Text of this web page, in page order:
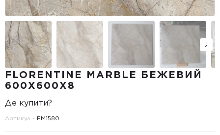
FLORENTINE MARBLE БЕЖЕВИЙ
600Х600Х8
Де купити?
Артикул - FM1580